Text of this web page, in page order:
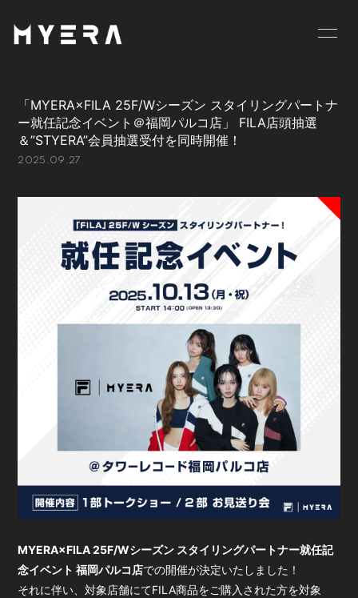
SCHEDULE PROFILE
VIDEO DISCOGRAPHY
MOVIE RADIO
PHOTO
お仕事のご依頼等は
会員登録 ログイン
「MYERA×FILA 25F/Wシーズン スタイリングパートナ
ー就任記念イベント＠福岡パルコ店」 FILA店頭抽選
＆”STYERA”会員抽選受付を同時開催！
2025.09.27
MYERA×FILA 25F/Wシーズン スタイリングパートナー就任記
念イベント 福岡パルコ店での開催が決定いたしました！
それに伴い、対象店舗にてFILA商品をご購入された方を対象